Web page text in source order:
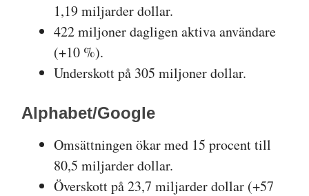
1,19 miljarder dollar.
422 miljoner dagligen aktiva användare
(+10 %).
Underskott på 305 miljoner dollar.
Alphabet/Google
Omsättningen ökar med 15 procent till
80,5 miljarder dollar.
Överskott på 23,7 miljarder dollar (+57